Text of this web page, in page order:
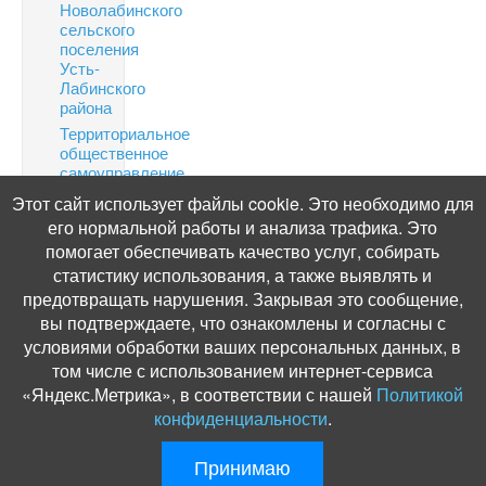
Новолабинского
сельского
поселения
Усть-
Лабинского
района
Территориальное
общественное
самоуправление
Финансовая
грамотность
Информация
по
налогам
Публичные
слушания
© Администрация Новолабинского сельского поселения, 2012.
Этот сайт использует файлы cookie. Это необходимо для
его нормальной работы и анализа трафика. Это
помогает обеспечивать качество услуг, собирать
статистику использования, а также выявлять и
предотвращать нарушения. Закрывая это сообщение,
вы подтверждаете, что ознакомлены и согласны с
условиями обработки ваших персональных данных, в
том числе с использованием интернет-сервиса
«Яндекс.Метрика», в соответствии с нашей Политикой
конфиденциальности.
Принимаю